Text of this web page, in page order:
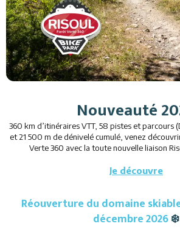
Nouveauté
360 km d’itinéraires VTT, 58 pistes et parcours
et 21 500 m de dénivelé cumulé, venez
Verte 360 avec la toute nouvelle liaison
Je découvre
Réouverture du domaine
décembre 2026❄️